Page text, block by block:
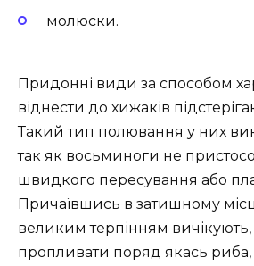
молюски.
Придонні види за способом
віднести до хижаків
Такий тип полювання у них
так як восьминоги не
швидкого пересування або
Причаївшись в затишному
великим терпінням
пропливати поряд якась